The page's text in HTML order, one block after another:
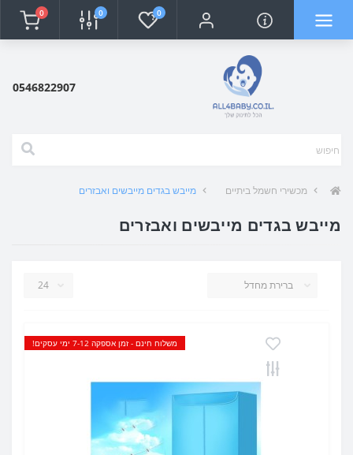
0
0
0
0546822907
מכשירי חשמל ביתיים מייבש בגדים מייבשים ואבזרים
מייבש בגדים מייבשים ואבזרים
משלוח חינם - זמן אספקה 7-12 ימי עסקים!